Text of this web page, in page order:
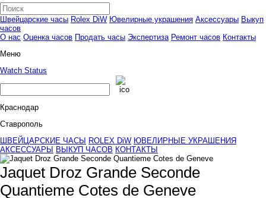
Швейцарские часы Rolex DiW Ювелирные украшения Аксессуары Выкуп
часов
О нас Оценка часов Продать часы Экспертиза Ремонт часов Контакты
Меню
Watch Status
Краснодар
Ставрополь
ШВЕЙЦАРСКИЕ ЧАСЫ
ROLEX DiW ЮВЕЛИРНЫЕ УКРАШЕНИЯ
АКСЕССУАРЫ
ВЫКУП ЧАСОВ КОНТАКТЫ
Jaquet Droz Grande Seconde
Quantieme Cotes de Geneve